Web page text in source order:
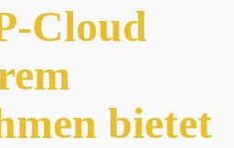
Cloud
bietet